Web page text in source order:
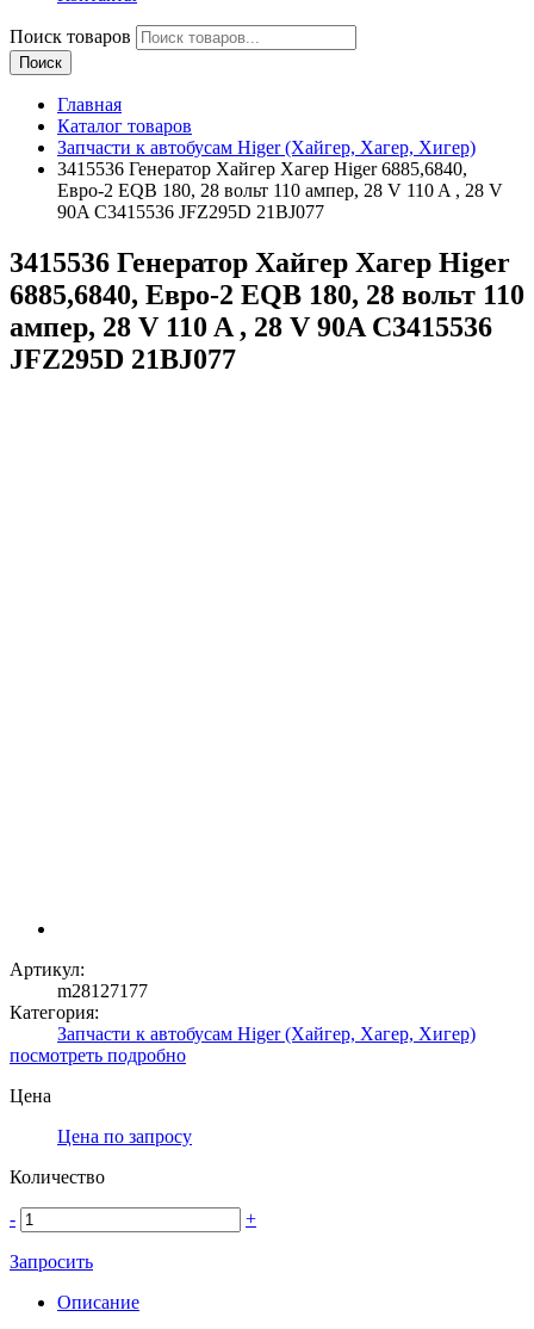
Поиск товаров
Поиск
Главная
Каталог товаров
Запчасти к автобусам Higer (Хайгер, Хагер, Хигер)
3415536 Генератор Хайгер Хагер Higer 6885,6840,
Евро-2 EQB 180, 28 вольт 110 ампер, 28 V 110 A , 28 V
90A С3415536 JFZ295D 21BJ077
3415536 Генератор Хайгер Хагер Higer
6885,6840, Евро-2 EQB 180, 28 вольт 110
ампер, 28 V 110 A , 28 V 90A С3415536
JFZ295D 21BJ077
Артикул:
m28127177
Категория:
Запчасти к автобусам Higer (Хайгер, Хагер, Хигер)
посмотреть подробно
Цена
Цена по запросу
Количество
- +
Запросить
Описание